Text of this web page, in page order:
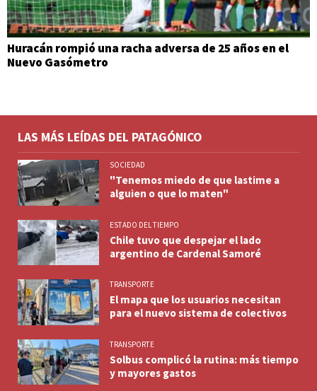
Huracán rompió una racha adversa de 25 años en el
Nuevo Gasómetro
LAS MÁS LEÍDAS DEL PATAGÓNICO
SOCIEDAD
"Tenemos miedo de que lastime a
alguien o que lo maten"
ESTADO DEL TIEMPO
Chile tuvo que despejar el lado
argentino de Cardenal Samoré
TRANSPORTE
El mapa que los usuarios necesitan
para el nuevo sistema de colectivos
TRANSPORTE
Solbus complicó la rutina: más tiempo
y mayores gastos